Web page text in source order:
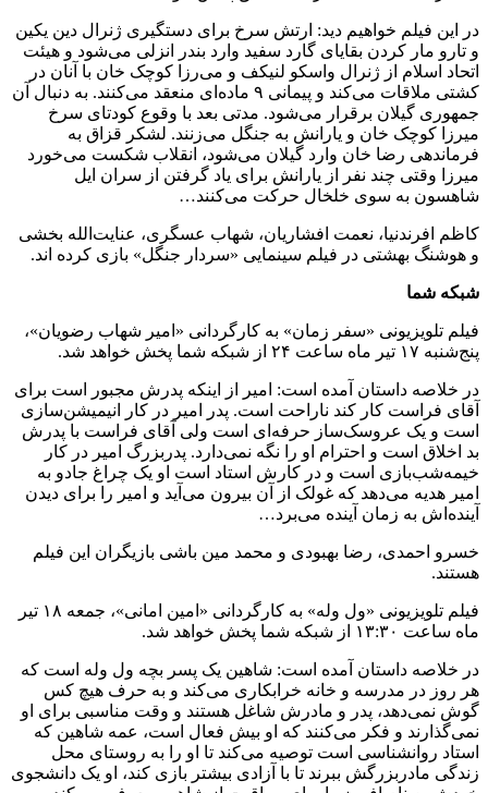
در این فیلم خواهیم دید: ارتش سرخ برای دستگیری ژنرال دین یکین
و تارو مار کردن بقایای گارد سفید وارد بندر انزلی می‌شود و هیئت
اتحاد اسلام از ژنرال واسکو لنیکف و می‌رزا کوچک خان با آنان در
کشتی ملاقات می‌کند و پیمانی ۹ ماده‌ای منعقد می‌کنند. به دنبال آن
جمهوری گیلان برقرار می‌شود. مدتی بعد با وقوع کودتای سرخ
میرزا کوچک خان و یارانش به جنگل می‌زنند. لشکر قزاق به
فرماندهی رضا خان وارد گیلان می‌شود، انقلاب شکست می‌خورد
میرزا وقتی چند نفر از یارانش برای یاد گرفتن از سران ایل
شاهسون به سوی خلخال حرکت می‌کنند…
کاظم افرندنیا، نعمت افشاریان، شهاب عسگری، عنایت‌الله بخشی
و هوشنگ بهشتی در فیلم سینمایی «سردار جنگل» بازی کرده اند.
شبکه شما
فیلم تلویزیونی «سفر زمان» به کارگردانی «امیر شهاب رضویان»،
پنج‌شنبه ۱۷ تیر ماه ساعت ۲۴ از شبکه شما پخش خواهد شد.
در خلاصه داستان آمده است: امیر از اینکه پدرش مجبور است برای
آقای فراست کار کند ناراحت است. پدر امیر در کار انیمیشن‌سازی
است و یک عروسک‌ساز حرفه‌ای است ولی آقای فراست با پدرش
بد اخلاق است و احترام او را نگه نمی‌دارد. پدربزرگ امیر در کار
خیمه‌شب‌بازی است و در کارش استاد است او یک چراغ جادو به
امیر هدیه می‌دهد که غولک از آن بیرون می‌آید و امیر را برای دیدن
آینده‌اش به زمان آینده می‌برد…
خسرو احمدی، رضا بهبودی و محمد مین باشی بازیگران این فیلم
هستند.
فیلم تلویزیونی «ول وله» به کارگردانی «امین امانی»، جمعه ۱۸ تیر
ماه ساعت ۱۳:۳۰ از شبکه شما پخش خواهد شد.
در خلاصه داستان آمده است: شاهین یک پسر بچه ول وله است که
هر روز در مدرسه و خانه خرابکاری می‌کند و به حرف هیچ کس
گوش نمی‌دهد، پدر و مادرش شاغل هستند و وقت مناسبی برای او
نمی‌گذارند و فکر می‌کنند که او بیش فعال است، عمه شاهین که
استاد روانشناسی است توصیه می‌کند تا او را به روستای محل
زندگی مادربزرگش ببرند تا با آزادی بیشتر بازی کند، او یک دانشجوی